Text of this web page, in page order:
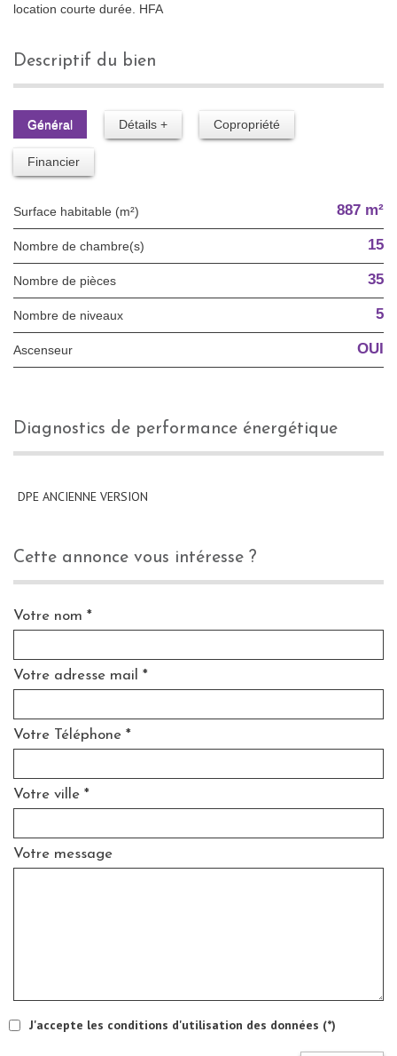
location courte durée. HFA
descriptif du bien
Général Détails + Copropriété
Financier
Surface habitable (m²) 887 m²
Nombre de chambre(s) 15
Nombre de pièces 35
Nombre de niveaux 5
Ascenseur OUI
diagnostics de performance énergétique
DPE ANCIENNE VERSION
cette annonce vous intéresse ?
Votre nom *
Votre adresse mail *
Votre Téléphone *
Votre ville *
Votre message
J'accepte les conditions d'utilisation des données (*)